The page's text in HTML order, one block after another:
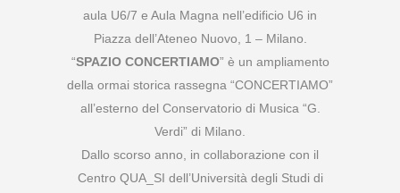
aula U6/7 e Aula Magna nell’edificio U6 in
Piazza dell’Ateneo Nuovo, 1 – Milano.
“SPAZIO CONCERTIAMO” è un ampliamento
della ormai storica rassegna “CONCERTIAMO”
all’esterno del Conservatorio di Musica “G.
Verdi” di Milano.
Dallo scorso anno, in collaborazione con il
Centro QUA_SI dell’Università degli Studi di